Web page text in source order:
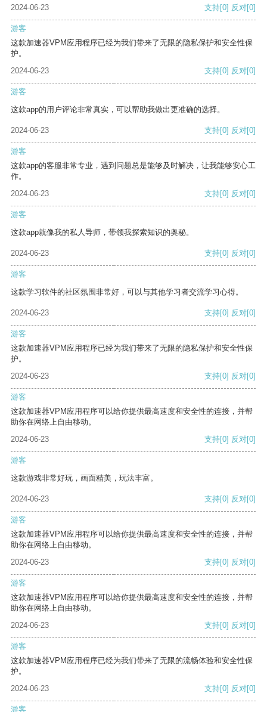
2024-06-23 支持[0] 反对[0]
游客
这款加速器VPM应用程序已经为我们带来了无限的隐私保护和安全性保
护。
2024-06-23
支持[0] 反对[0]
游客
这款app的用户评论非常真实，可以帮助我做出更准确的选择。
2024-06-23 支持[0] 反对[0]
游客
这款app的客服非常专业，遇到问题总是能够及时解决，让我能够安心工
作。
2024-06-23
支持[0] 反对[0]
游客
这款app就像我的私人导师，带领我探索知识的奥秘。
2024-06-23 支持[0] 反对[0]
游客
这款学习软件的社区氛围非常好，可以与其他学习者交流学习心得。
2024-06-23 支持[0] 反对[0]
游客
这款加速器VPM应用程序已经为我们带来了无限的隐私保护和安全性保
护。
2024-06-23
支持[0] 反对[0]
游客
这款加速器VPM应用程序可以给你提供最高速度和安全性的连接，并帮
助你在网络上自由移动。
2024-06-23
支持[0] 反对[0]
游客
这款游戏非常好玩，画面精美，玩法丰富。
2024-06-23 支持[0] 反对[0]
游客
这款加速器VPM应用程序可以给你提供最高速度和安全性的连接，并帮
助你在网络上自由移动。
2024-06-23
支持[0] 反对[0]
游客
这款加速器VPM应用程序可以给你提供最高速度和安全性的连接，并帮
助你在网络上自由移动。
2024-06-23
支持[0] 反对[0]
游客
这款加速器VPM应用程序已经为我们带来了无限的流畅体验和安全性保
护。
2024-06-23
支持[0] 反对[0]
游客